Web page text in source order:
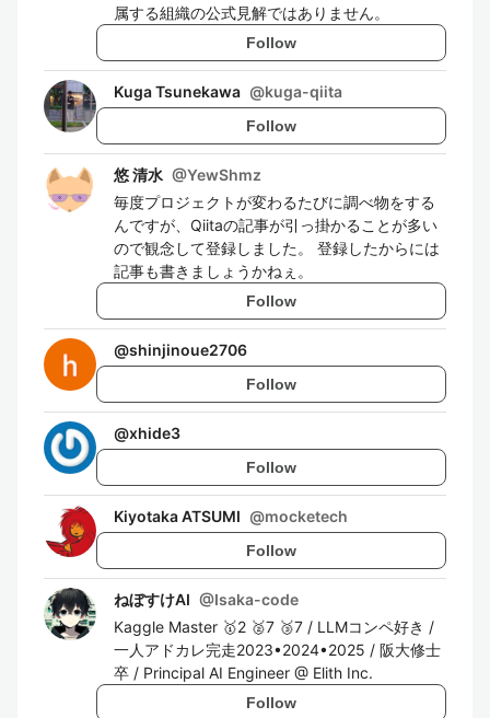
属する組織の公式見解ではありません。
Follow
Kuga Tsunekawa @kuga-qiita
Follow
悠 清水 @YewShmz
毎度プロジェクトが変わるたびに調べ物をする
んですが、Qiitaの記事が引っ掛かることが多い
ので観念して登録しました。 登録したからには
記事も書きましょうかねぇ。
Follow
@shinjinoue2706
Follow
@xhide3
Follow
Kiyotaka ATSUMI @mocketech
Follow
ねぼすけAI @Isaka-code
Kaggle Master 🥇2 🥈7 🥉7 / LLMコンペ好き /
一人アドカレ完走2023•2024•2025 / 阪大修士
卒 / Principal AI Engineer @ Elith Inc.
Follow